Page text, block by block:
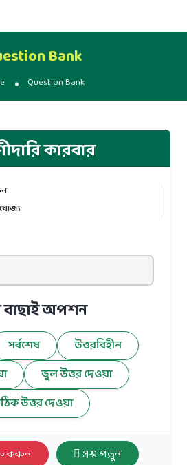
Bank
Question Bank
কারবার
বাছাই অপশন
সর্বশেষ
উত্তরবিহীন
ভুল উত্তর দেওয়া
উত্তর দেওয়া
করুন প্রশ্ন পড়ুন